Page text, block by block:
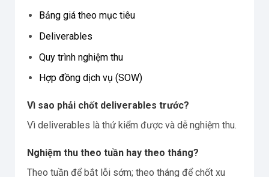
Bảng giá theo mục tiêu
Deliverables
Quy trình nghiệm thu
Hợp đồng dịch vụ (SOW)
Vì sao phải chốt deliverables trước?
Vì deliverables là thứ kiểm được và dễ nghiệm thu.
Nghiệm thu theo tuần hay theo tháng?
Theo tuần để bắt lỗi sớm; theo tháng để chốt xu